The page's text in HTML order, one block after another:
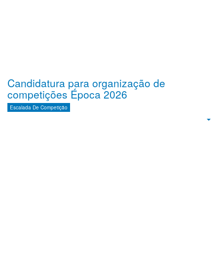
Candidatura para organização de
competições Época 2026
Escalada De Competição